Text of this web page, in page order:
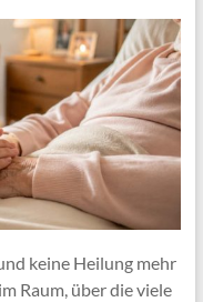
keine Heilung mehr
Raum, über die viele